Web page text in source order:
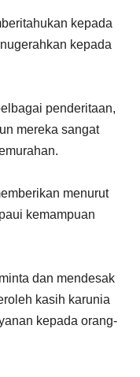
kepada
kepada
penderitaan,
mereka sangat
menurut
kemampuan
dan mendesak
kasih karunia
kepada orang-